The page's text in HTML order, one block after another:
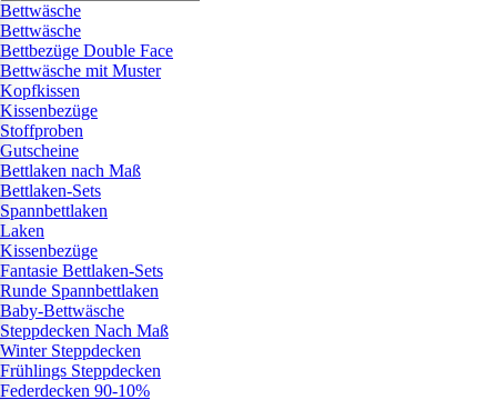
Bettwäsche
Bettwäsche
Bettbezüge Double Face
Bettwäsche mit Muster
Kopfkissen
Kissenbezüge
Stoffproben
Gutscheine
Bettlaken nach Maß
Bettlaken-Sets
Spannbettlaken
Laken
Kissenbezüge
Fantasie Bettlaken-Sets
Runde Spannbettlaken
Baby-Bettwäsche
Steppdecken Nach Maß
Winter Steppdecken
Frühlings Steppdecken
Federdecken 90-10%